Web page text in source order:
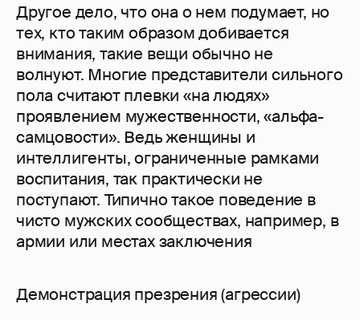
Другое дело, что она о нем подумает, но
тех, кто таким образом добивается
внимания, такие вещи обычно не
волнуют. Многие представители сильного
пола считают плевки «на людях»
проявлением мужественности, «альфа-
самцовости». Ведь женщины и
интеллигенты, ограниченные рамками
воспитания, так практически не
поступают. Типично такое поведение в
чисто мужских сообществах, например, в
армии или местах заключения
Демонстрация презрения (агрессии)